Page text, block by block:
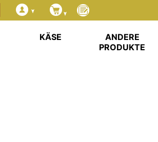
KÄSE
ANDERE
PRODUKTE